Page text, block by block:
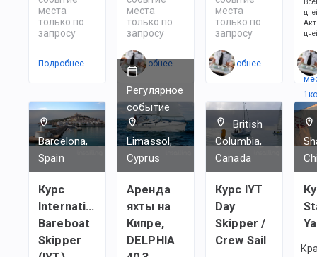
места
только по
запросу
Подробнее
места
только по
запросу
Подробнее
места
только по
запросу
Подробнее
1
Barcelona,
Spain
Курс
International
Bareboat
Skipper
Регулярное
событие
Limassol,
Cyprus
Аренда
яхты на
Кипре,
DELPHIA
British
Columbia,
Canada
Курс IYT
Day
Skipper /
Crew Sail